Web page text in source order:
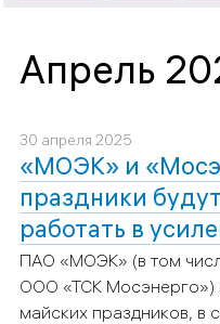
Апрель
30 апреля 2025
«МОЭК» и
праздники
работать в
ПАО «МОЭК» (в том
ООО «ТСК Мосэнерго»)
майских праздников, в